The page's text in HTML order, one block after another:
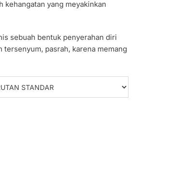
kehangatan yang meyakinkan
sebuah bentuk penyerahan diri
tersenyum, pasrah, karena memang